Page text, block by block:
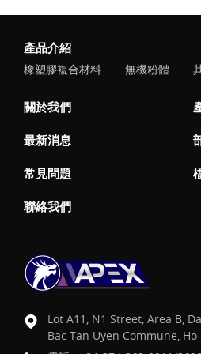
產品介紹
橡塑膠複合材料 無機粉體
關於我們
最新消息
常見問題
聯絡我們
Lot A11, N1 Street, Area B,
Bac Tan Uyen Commune,